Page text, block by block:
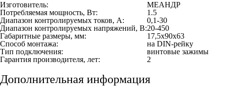
Изготовитель:
МЕАНДР
Потребляемая мощность, Вт:
1.5
Диапазон контролируемых токов, А:
0,1-30
Диапазон контролируемых напряжений, В:20-450
Габаритные размеры, мм:
17,5х90х63
Способ монтажа:
на DIN-рейку
Тип подключения:
винтовые зажимы
Гарантия производителя, лет:
2
Дополнительная информация